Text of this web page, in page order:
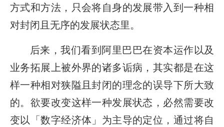
方式和方法，只会将自身的发展带入到一种相
对封闭且无序的发展状态里。
后来，我们看到阿里巴巴在资本运作以及
业务拓展上被外界的诸多诟病，其实都是在这
样一种相对狭隘且封闭的理念的误导下所大致
的。欲要改变这样一种发展状态，必然需要改
变以「数字经济体」为主导的定位，通过将自